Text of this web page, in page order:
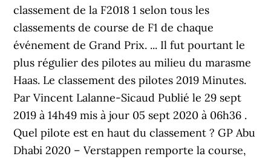
classement de la F2018 1 selon tous les
classements de course de F1 de chaque
événement de Grand Prix. ... Il fut pourtant le
plus régulier des pilotes au milieu du marasme
Haas. Le classement des pilotes 2019 Minutes.
Par Vincent Lalanne-Sicaud Publié le 29 sept
2019 à 14h49 mis à jour 05 sept 2020 à 06h36 .
Quel pilote est en haut du classement ? GP Abu
Dhabi 2020 – Verstappen remporte la course,